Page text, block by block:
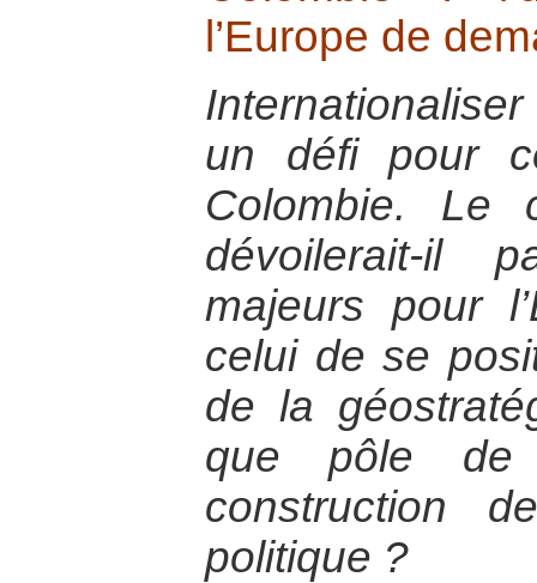
l’Europe de
un défi pour
Colombie. Le
dévoilerait-il
majeurs pour
celui de se
de la
que pôle de
construction
politique ?